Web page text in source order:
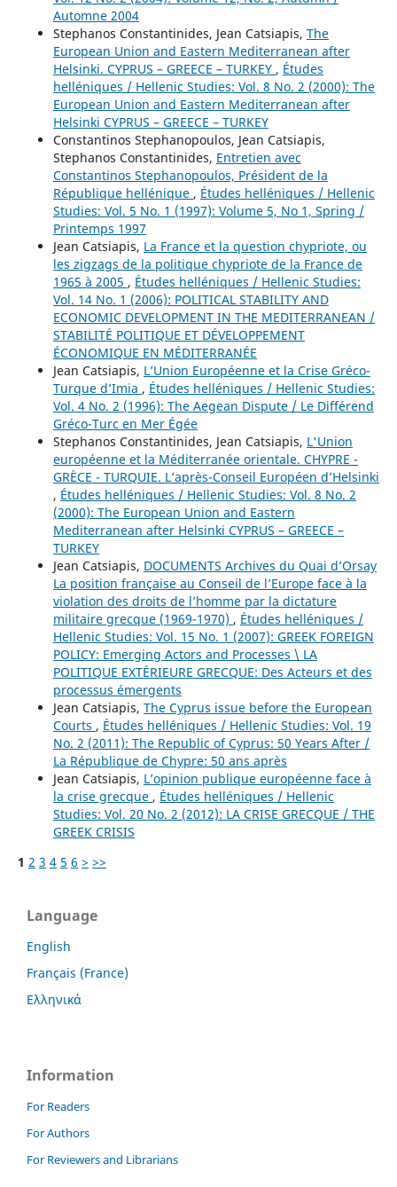
Automne 2004
Stephanos Constantinides, Jean Catsiapis, The
European Union and Eastern Mediterranean after
Helsinki. CYPRUS – GREECE – TURKEY , Études
helléniques / Hellenic Studies: Vol. 8 No. 2 (2000): The
European Union and Eastern Mediterranean after
Helsinki CYPRUS – GREECE – TURKEY
Constantinos Stephanopoulos, Jean Catsiapis,
Stephanos Constantinides, Entretien avec
Constantinos Stephanopoulos, Président de la
République hellénique , Études helléniques / Hellenic
Studies: Vol. 5 No. 1 (1997): Volume 5, No 1, Spring /
Printemps 1997
Jean Catsiapis, La France et la question chypriote, ou
les zigzags de la politique chypriote de la France de
1965 à 2005 , Études helléniques / Hellenic Studies:
Vol. 14 No. 1 (2006): POLITICAL STABILITY AND
ECONOMIC DEVELOPMENT IN THE MEDITERRANEAN /
STABILITÉ POLITIQUE ET DÉVELOPPEMENT
ÉCONOMIQUE EN MÉDITERRANÉE
Jean Catsiapis, L’Union Européenne et la Crise Gréco-
Turque d’Imia , Études helléniques / Hellenic Studies:
Vol. 4 No. 2 (1996): The Aegean Dispute / Le Différend
Gréco-Turc en Mer Égée
Stephanos Constantinides, Jean Catsiapis, L'Union
européenne et la Méditerranée orientale. CHYPRE -
GRÈCE - TURQUIE. L’après-Conseil Européen d’Helsinki
, Études helléniques / Hellenic Studies: Vol. 8 No. 2
(2000): The European Union and Eastern
Mediterranean after Helsinki CYPRUS – GREECE –
TURKEY
Jean Catsiapis, DOCUMENTS Archives du Quai d’Orsay
La position française au Conseil de l’Europe face à la
violation des droits de l’homme par la dictature
militaire grecque (1969-1970) , Études helléniques /
Hellenic Studies: Vol. 15 No. 1 (2007): GREEK FOREIGN
POLICY: Emerging Actors and Processes \ LA
POLITIQUE EXTÉRIEURE GRECQUE: Des Acteurs et des
processus émergents
Jean Catsiapis, The Cyprus issue before the European
Courts , Études helléniques / Hellenic Studies: Vol. 19
No. 2 (2011): The Republic of Cyprus: 50 Years After /
La République de Chypre: 50 ans après
Jean Catsiapis, L’opinion publique européenne face à
la crise grecque , Études helléniques / Hellenic
Studies: Vol. 20 No. 2 (2012): LA CRISE GRECQUE / THE
GREEK CRISIS
1 2 3 4 5 6 > >>
Language
English
Français (France)
Ελληνικά
Information
For Readers
For Authors
For Reviewers and Librarians